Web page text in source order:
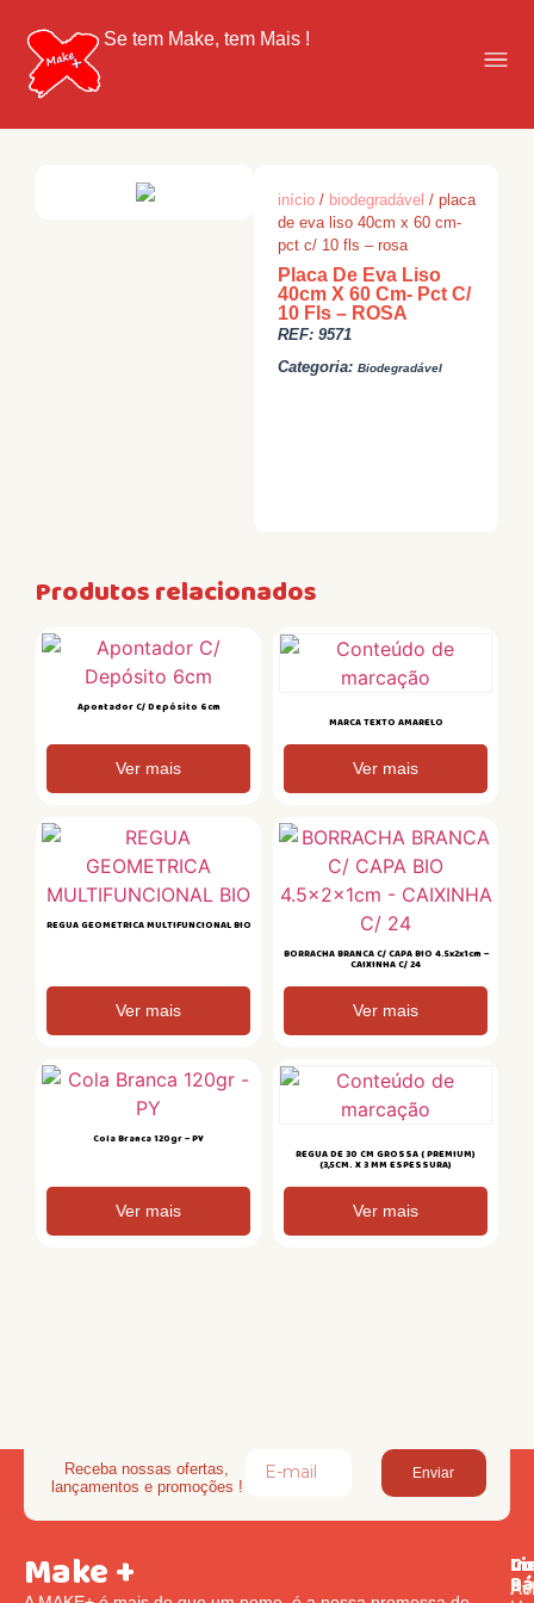
Se tem Make, tem Mais !
início / biodegradável / placa
de eva liso 40cm x 60 cm-
pct c/ 10 fls – rosa
Placa De Eva Liso
40cm X 60 Cm- Pct C/
10 Fls – ROSA
REF:9571
Categoria: Biodegradável
Produtos relacionados
Apontador C/ Depósito 6cm
Ver mais
MARCA TEXTO AMARELO
Ver mais
REGUA GEOMETRICA MULTIFUNCIONAL BIO
Ver mais
BORRACHA BRANCA C/ CAPA BIO 4.5x2x1cm –
CAIXINHA C/ 24
Ver mais
Cola Branca 120gr – PY
Ver mais
REGUA DE 30 CM GROSSA ( PREMIUM)
(3,5CM. X 3 MM ESPESSURA)
Ver mais
Receba nossas ofertas,
lançamentos e promoções !
Enviar
Make + Av